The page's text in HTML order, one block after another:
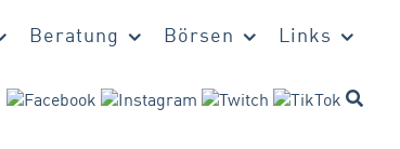
Beratung Börsen Links